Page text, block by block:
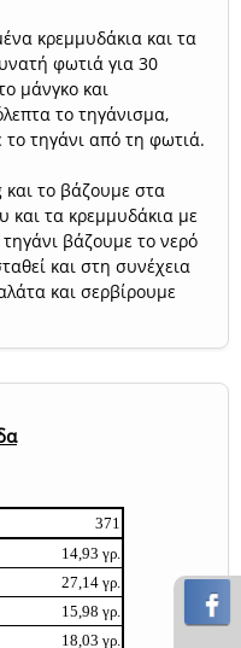
κρεμμυδάκια και τα
φωτιά για 30
μάνγκο και
το τηγάνισμα,
το τηγάνι από τη φωτιά.
το βάζουμε στα
τα κρεμμυδάκια με
βάζουμε το νερό
και στη συνέχεια
και σερβίρουμε
371
14,93 γρ.
27,14 γρ.
15,98 γρ.
18,03 γρ.